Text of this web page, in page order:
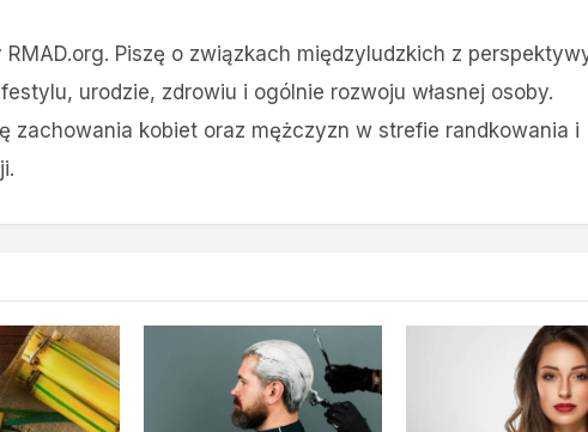
RMAD.org. Piszę o związkach międzyludzkich z
urodzie, zdrowiu i ogólnie rozwoju własnej osoby.
zachowania kobiet oraz mężczyzn w strefie randkowania i